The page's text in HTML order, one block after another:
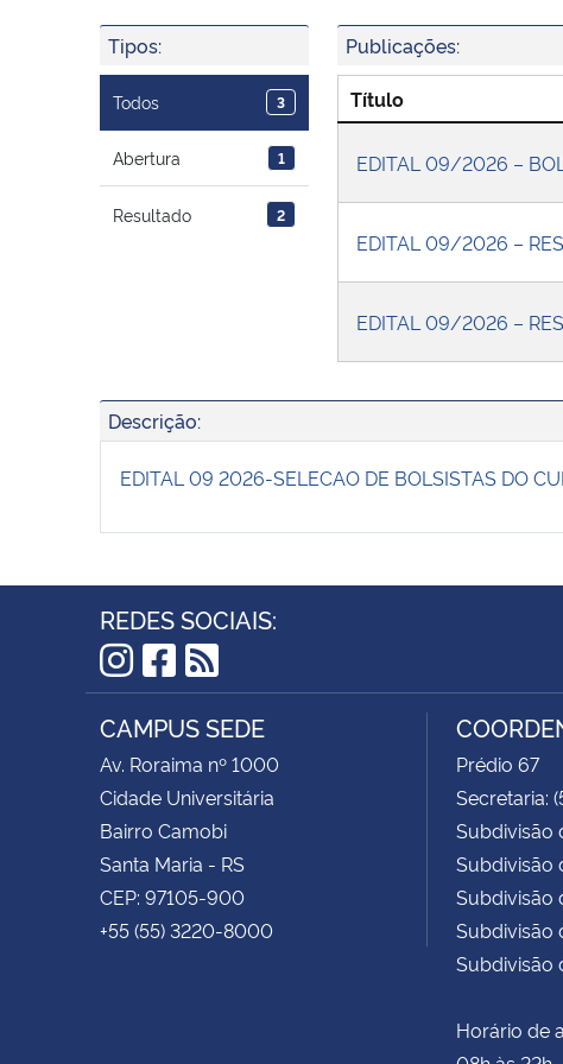
Tipos:
Todos 3
Abertura 1
Resultado 2
Publicações:
Título
EDITAL 09/2026 –
EDITAL 09/2026 –
EDITAL 09/2026 –
Descrição:
EDITAL 09 2026-SELECAO DE BOLSISTAS DO
REDES SOCIAIS:
Instagram
Facebook
RSS
CAMPUS SEDE
Av. Roraima nº 1000
Cidade Universitária
Bairro Camobi
Santa Maria - RS
CEP: 97105-900
+55 (55) 3220-8000
Prédio 67
Secretaria:
Subdivisão
Subdivisão
Subdivisão
Subdivisão
Subdivisão
Horário de